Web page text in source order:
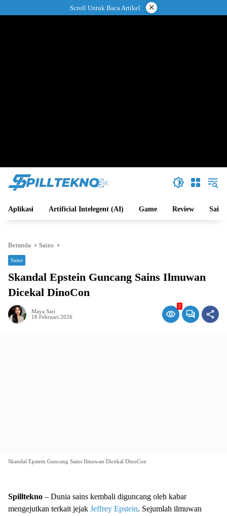
ke
Scroll Untuk Baca Artikel ×
Aplikasi Artificial Intelegent (AI) Game Review Sains
Beranda Sains
Sains
Skandal Epstein Guncang Sains Ilmuwan
Dicekal DinoCon
Maya Sari
18 Februari 2026
3
Skandal Epstein Guncang Sains Ilmuwan Dicekal DinoCon
Spilltekno – Dunia sains kembali diguncang oleh kabar
mengejutkan terkait jejak Jeffrey Epstein. Sejumlah ilmuwan